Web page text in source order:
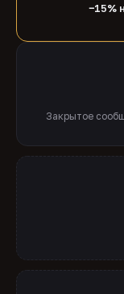
−15%
Закрытое